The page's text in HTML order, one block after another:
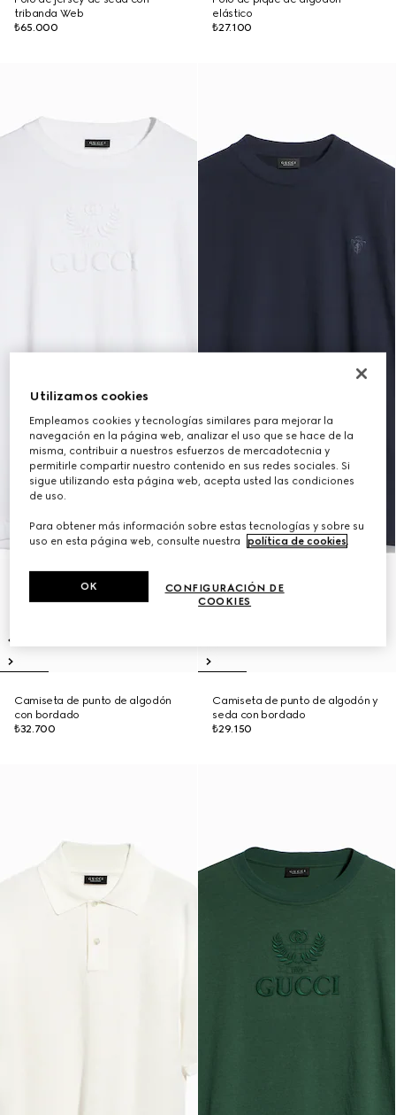
tribanda Web
₺65.000
elástico
₺27.100
Camiseta de punto de algodón
con bordado
₺32.700
Camiseta de punto de algodón y
seda con bordado
₺29.150
Utilizamos cookies
Empleamos cookies y tecnologías similares para mejorar la
navegación en la página web, analizar el uso que se hace de la
misma, contribuir a nuestros esfuerzos de mercadotecnia y
permitirle compartir nuestro contenido en sus redes sociales. Si
sigue utilizando esta página web, acepta usted las condiciones
de uso.
Para obtener más información sobre estas tecnologías y sobre su
uso en esta página web, consulte nuestra
política de cookies.
CONFIGURACIÓN DE
COOKIES
OK